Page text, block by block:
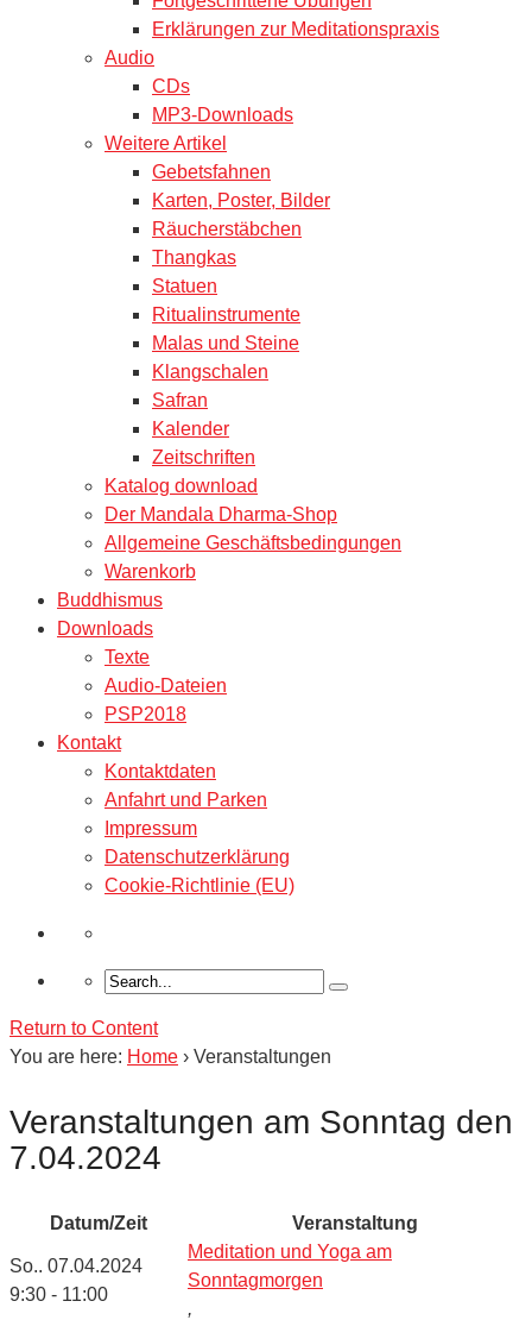
Erklärungen zur Meditationspraxis
Audio
CDs
MP3-Downloads
Weitere Artikel
Gebetsfahnen
Karten, Poster, Bilder
Räucherstäbchen
Thangkas
Statuen
Ritualinstrumente
Malas und Steine
Klangschalen
Safran
Kalender
Zeitschriften
Katalog download
Der Mandala Dharma-Shop
Allgemeine Geschäftsbedingungen
Warenkorb
Buddhismus
Downloads
Texte
Audio-Dateien
PSP2018
Kontakt
Kontaktdaten
Anfahrt und Parken
Impressum
Datenschutzerklärung
Cookie-Richtlinie (EU)
Return to Content
You are here: Home › Veranstaltungen
Veranstaltungen am Sonntag den
7.04.2024
Datum/Zeit Veranstaltung
So.. 07.04.2024
9:30 - 11:00
Meditation und Yoga am
Sonntagmorgen
,